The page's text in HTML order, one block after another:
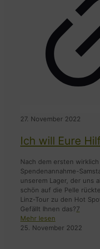
27. November 2022
Ich will Eure
Nach dem ersten
Spendenannahme-
unserem Lager, der uns
schön auf die Pelle
Linz-Tour zu den Hot
Gefällt Ihnen das?7
Mehr lesen
25. November 2022